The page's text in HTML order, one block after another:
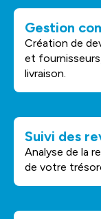
Gestion
Création de
et
livraison.
Suivi des
Analyse de la
de votre